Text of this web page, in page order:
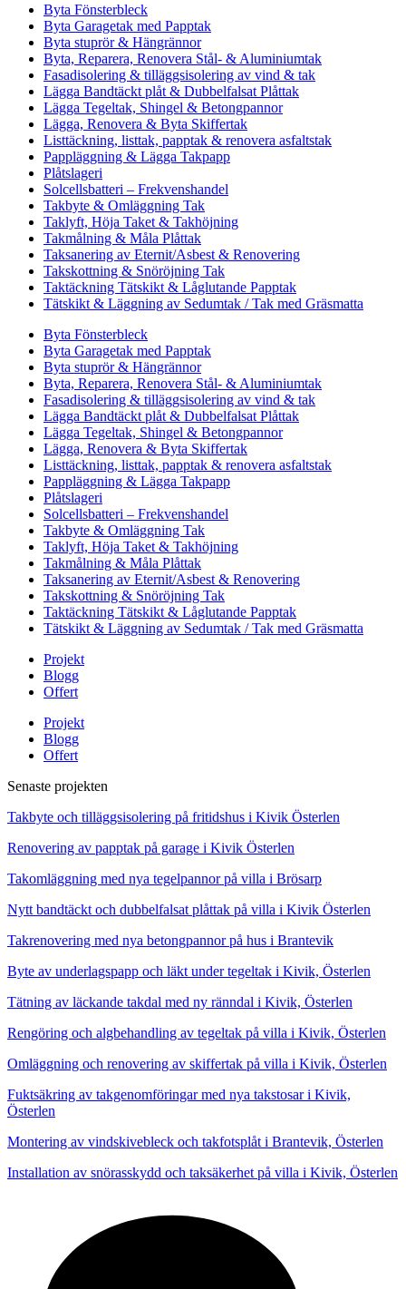
Byta Fönsterbleck
Byta Garagetak med Papptak
Byta stuprör & Hängrännor
Byta, Reparera, Renovera Stål- & Aluminiumtak
Fasadisolering & tilläggsisolering av vind & tak
Lägga Bandtäckt plåt & Dubbelfalsat Plåttak
Lägga Tegeltak, Shingel & Betongpannor
Lägga, Renovera & Byta Skiffertak
Listtäckning, listtak, papptak & renovera asfaltstak
Pappläggning & Lägga Takpapp
Plåtslageri
Solcellsbatteri – Frekvenshandel
Takbyte & Omläggning Tak
Taklyft, Höja Taket & Takhöjning
Takmålning & Måla Plåttak
Taksanering av Eternit/Asbest & Renovering
Takskottning & Snöröjning Tak
Taktäckning Tätskikt & Låglutande Papptak
Tätskikt & Läggning av Sedumtak / Tak med Gräsmatta
Byta Fönsterbleck
Byta Garagetak med Papptak
Byta stuprör & Hängrännor
Byta, Reparera, Renovera Stål- & Aluminiumtak
Fasadisolering & tilläggsisolering av vind & tak
Lägga Bandtäckt plåt & Dubbelfalsat Plåttak
Lägga Tegeltak, Shingel & Betongpannor
Lägga, Renovera & Byta Skiffertak
Listtäckning, listtak, papptak & renovera asfaltstak
Pappläggning & Lägga Takpapp
Plåtslageri
Solcellsbatteri – Frekvenshandel
Takbyte & Omläggning Tak
Taklyft, Höja Taket & Takhöjning
Takmålning & Måla Plåttak
Taksanering av Eternit/Asbest & Renovering
Takskottning & Snöröjning Tak
Taktäckning Tätskikt & Låglutande Papptak
Tätskikt & Läggning av Sedumtak / Tak med Gräsmatta
Projekt
Blogg
Offert
Projekt
Blogg
Offert
Senaste projekten
Takbyte och tilläggsisolering på fritidshus i Kivik Österlen
Renovering av papptak på garage i Kivik Österlen
Takomläggning med nya tegelpannor på villa i Brösarp
Nytt bandtäckt och dubbelfalsat plåttak på villa i Kivik Österlen
Takrenovering med nya betongpannor på hus i Brantevik
Byte av underlagspapp och läkt under tegeltak i Kivik, Österlen
Tätning av läckande takdal med ny ränndal i Kivik, Österlen
Rengöring och algbehandling av tegeltak på villa i Kivik, Österlen
Omläggning och renovering av skiffertak på villa i Kivik, Österlen
Fuktsäkring av takgenomföringar med nya takstosar i Kivik,
Österlen
Montering av vindskivebleck och takfotsplåt i Brantevik, Österlen
Installation av snörasskydd och taksäkerhet på villa i Kivik, Österlen